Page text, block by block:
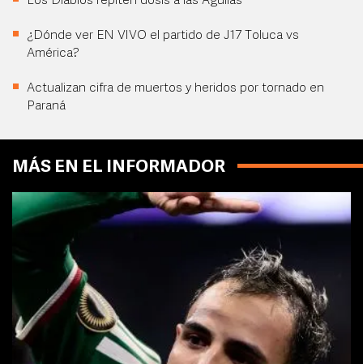
¿Dónde ver EN VIVO el partido de J17 Toluca vs
América?
Actualizan cifra de muertos y heridos por tornado en
Paraná
MÁS EN EL INFORMADOR